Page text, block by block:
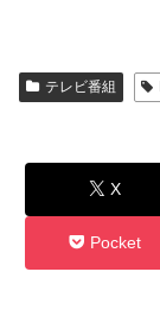
テレビ番組
X
Pocket